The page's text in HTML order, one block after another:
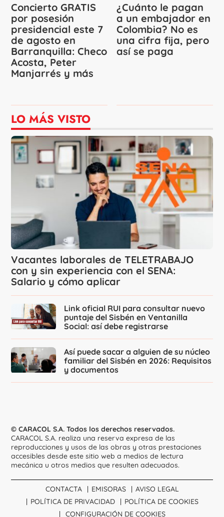
Concierto GRATIS
por posesión
presidencial este 7
de agosto en
Barranquilla: Checo
Acosta, Peter
Manjarrés y más
¿Cuánto le pagan
a un embajador en
Colombia? No es
una cifra fija, pero
así se paga
LO MÁS VISTO
Vacantes laborales de TELETRABAJO
con y sin experiencia con el SENA:
Salario y cómo aplicar
Link oficial RUI para consultar nuevo
puntaje del Sisbén en Ventanilla
Social: así debe registrarse
Así puede sacar a alguien de su núcleo
familiar del Sisbén en 2026: Requisitos
y documentos
© CARACOL S.A. Todos los derechos reservados.
CARACOL S.A. realiza una reserva expresa de las
reproducciones y usos de las obras y otras prestaciones
accesibles desde este sitio web a medios de lectura
mecánica u otros medios que resulten adecuados.
CONTACTA EMISORAS
AVISO LEGAL
POLÍTICA DE PRIVACIDAD
POLÍTICA DE COOKIES
CONFIGURACIÓN DE COOKIES